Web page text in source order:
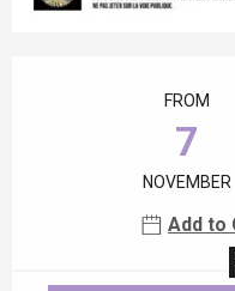
FROM
7
NOVEMBER
Add to